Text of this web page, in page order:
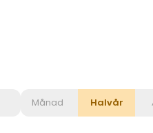
Månad Halvår